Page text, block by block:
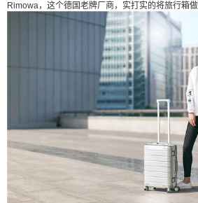
Rimowa，这个德国老牌厂商，实打实的将旅行箱做
一款好的旅行箱，除了能保护箱
外界破坏，还可以彰显一个人的
变得美好。与飞机相同材质的铝
设计，着实漂亮，但国外大品牌
有购买的想法，毫无以为这个品
个德国老牌厂商，实打实的将旅
品。 说实话，近些年很多国内
品牌的金属旅行箱，但不是外观
材质上没有下足功夫，很难让人
且外观上也和国外大品牌设计的
也就是复刻，实在不想买到手被
扫描二维码继续阅读